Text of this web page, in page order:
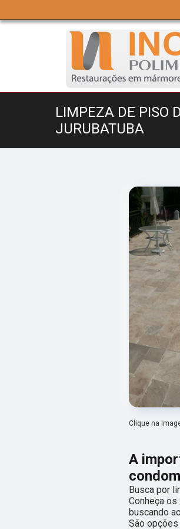
LIMPEZA DE PISO
JURUBATUBA
Clique na
A
Busca por
Conheça
buscando
São